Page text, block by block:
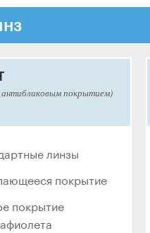
антибликовым покрытием)
линзы
покрытие
покрытие